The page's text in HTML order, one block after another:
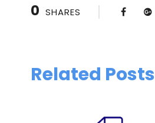
0 SHARES
Related Posts